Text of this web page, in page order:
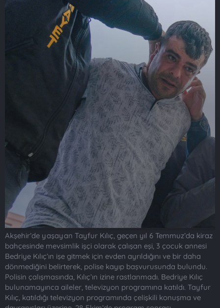
Akşehir’de yaşayan Tayfur Kılıç, geçen yıl 6 Temmuz’da kiraz
bahçesinde mevsimlik işçi olarak çalışan eşi, 3 çocuk annesi
Bedriye Kılıç’ın işe gitmek için evden ayrıldığını ve bir daha
dönmediğini belirterek, polise kayıp başvurusunda bulundu.
Polisin çalışmasında, Kılıç’ın izine rastlanmadı. Bedriye Kılıç
bulunamayınca aileler, televizyon programına katıldı. Tayfur
Kılıç, katıldığı televizyon programında çelişkili konuşma ve